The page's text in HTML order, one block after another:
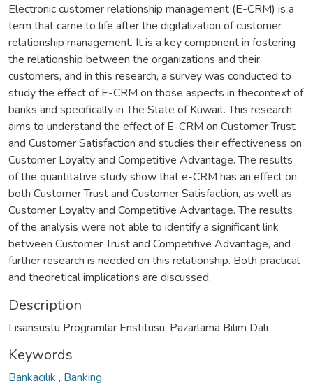
Electronic customer relationship management (E-CRM) is a
term that came to life after the digitalization of customer
relationship management. It is a key component in fostering
the relationship between the organizations and their
customers, and in this research, a survey was conducted to
study the effect of E-CRM on those aspects in thecontext of
banks and specifically in The State of Kuwait. This research
aims to understand the effect of E-CRM on Customer Trust
and Customer Satisfaction and studies their effectiveness on
Customer Loyalty and Competitive Advantage. The results
of the quantitative study show that e-CRM has an effect on
both Customer Trust and Customer Satisfaction, as well as
Customer Loyalty and Competitive Advantage. The results
of the analysis were not able to identify a significant link
between Customer Trust and Competitive Advantage, and
further research is needed on this relationship. Both practical
and theoretical implications are discussed.
Description
Lisansüstü Programlar Enstitüsü, Pazarlama Bilim Dalı
Keywords
Bankacılık , Banking